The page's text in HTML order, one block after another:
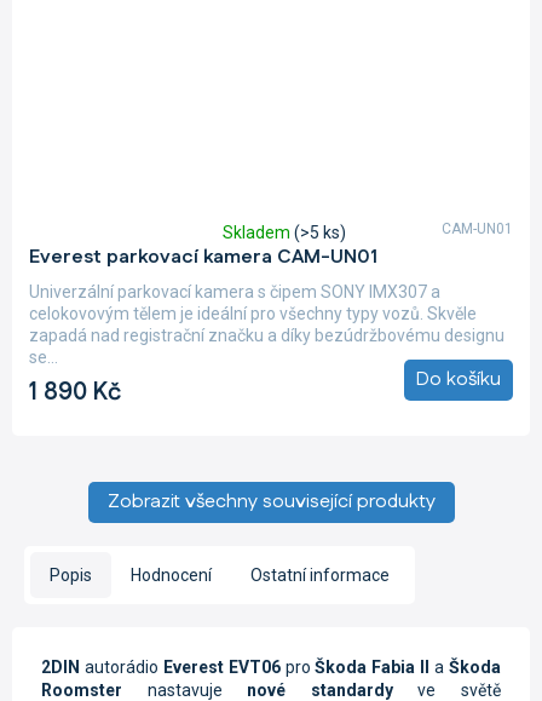
Everest parkovací kamera CAM-UN01
hodnocení
produktu
je
5,0
z
hvězdiček.
Skladem (>5 ks)
1 890 Kč Do košíku
Univerzální parkovací kamera s čipem SONY IMX307 a
celokovovým tělem je ideální pro všechny typy vozů. Skvěle
zapadá nad registrační značku a díky bezúdržbovému designu
se...
CAM-UN01
Zobrazit všechny související produkty
Popis Hodnocení Ostatní informace
2DIN autorádio Everest EVT06pro Škoda Fabia II aŠkoda
Roomster nastavuje nové standardyve světě